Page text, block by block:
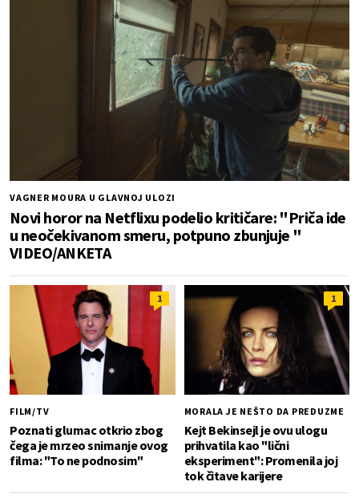
VAGNER MOURA U GLAVNOJ ULOZI
Novi horor na Netflixu podelio kritičare: "Priča ide
u neočekivanom smeru, potpuno zbunjuje "
VIDEO/ANKETA
1
FILM/TV
Poznati glumac otkrio zbog
čega je mrzeo snimanje ovog
filma: "To ne podnosim"
1
MORALA JE NEŠTO DA PREDUZME
Kejt Bekinsejl je ovu ulogu
prihvatila kao "lični
eksperiment": Promenila joj
tok čitave karijere